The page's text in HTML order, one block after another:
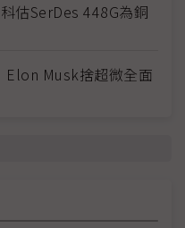
估SerDes 448G為銅
Musk捨超微全面